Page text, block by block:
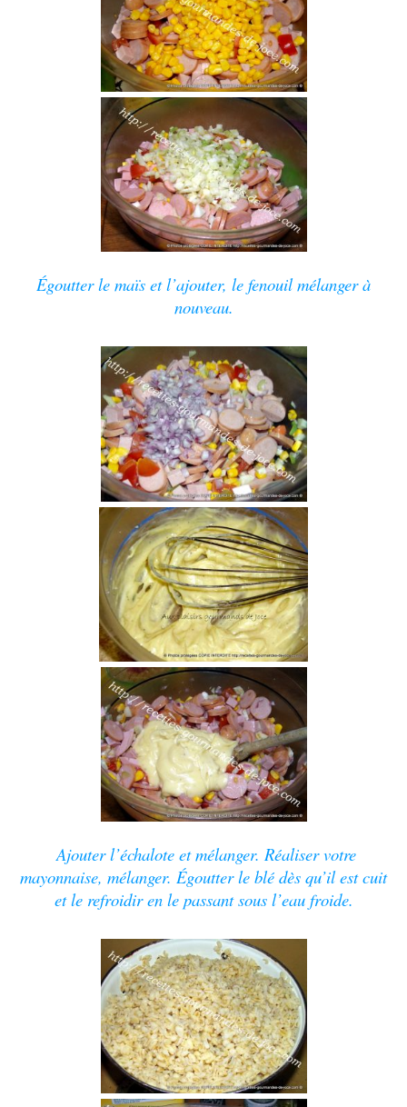
Égoutter le maïs et l’ajouter, le fenouil mélanger à
nouveau.
Ajouter l’échalote et mélanger. Réaliser votre
mayonnaise, mélanger. Égoutter le blé dès qu’il est cuit
et le refroidir en le passant sous l’eau froide.